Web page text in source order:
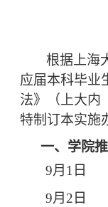
根据上海
应届本科毕业
法》（上大内
特制订本实施
一、学院
9月 1 日
9月 2 日